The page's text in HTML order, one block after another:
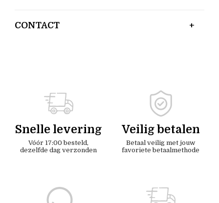
CONTACT
Snelle levering
Vóór 17:00 besteld,
dezelfde dag verzonden
Veilig betalen
Betaal veilig met jouw
favoriete betaalmethode